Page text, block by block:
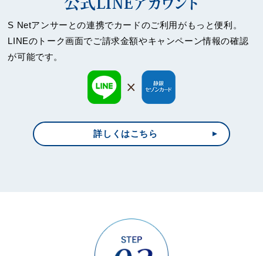
S Netアンサーとの連携でカードのご利用がもっと便利。
LINEのトーク画面でご請求金額やキャンペーン情報の確認
が可能です。
詳しくはこちら